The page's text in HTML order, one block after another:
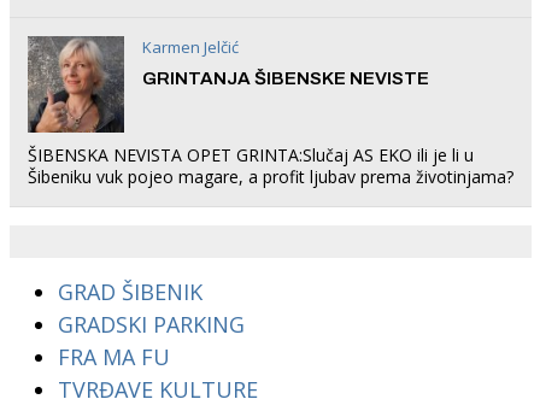
Karmen Jelčić
GRINTANJA ŠIBENSKE NEVISTE
ŠIBENSKA NEVISTA OPET GRINTA:Slučaj AS EKO ili je li u
Šibeniku vuk pojeo magare, a profit ljubav prema životinjama?
GRAD ŠIBENIK
GRADSKI PARKING
FRA MA FU
TVRĐAVE KULTURE